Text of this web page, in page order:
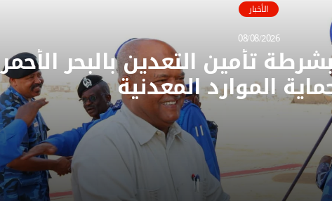
الأخبار
08/08/2026
تأمين التعدين بالبحر الأحمر
الموارد المعدنية
الأحمر لتعزيز حماية الموارد المعدنية